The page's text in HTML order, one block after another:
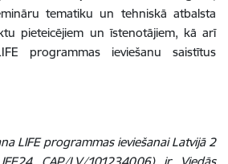
tematiku un tehniskā atbalsta
pieteicējiem un īstenotājiem, kā arī
programmas ieviešanu saistītus
LIFE programmas ieviešanai Latvijā 2
CAP/LV/101234006) ir Viedās